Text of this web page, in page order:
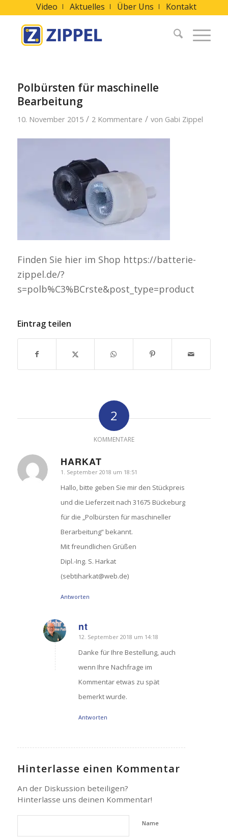
Video Aktuelles Über Uns Kontakt
Polbürsten für maschinelle
Bearbeitung
10. November 2015 / 2 Kommentare / von Gabi Zippel
Finden Sie hier im Shop https://batterie-
zippel.de/?
s=polb%C3%BCrste&post_type=product
Eintrag teilen
2
KOMMENTARE
HARKAT
sagte:
1. September 2018 um 18:51
Hallo, bitte geben Sie mir den Stückpreis
und die Lieferzeit nach 31675 Bückeburg
für die „Polbürsten für maschineller
Berarbeitung“ bekannt.
Mit freundlichen Grüßen
Dipl.-Ing. S. Harkat
(sebtiharkat@web.de)
Antworten
nt
sagte:
12. September 2018 um 14:18
Danke für Ihre Bestellung, auch
wenn Ihre Nachfrage im
Kommentar etwas zu spät
bemerkt wurde.
Antworten
Hinterlasse einen Kommentar
An der Diskussion beteiligen?
Hinterlasse uns deinen Kommentar!
Name